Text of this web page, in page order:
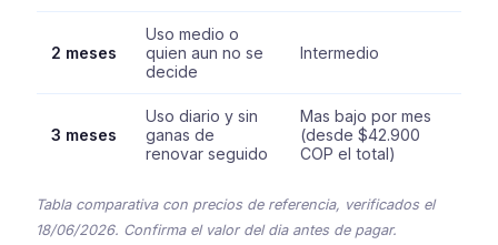
2 meses
Uso medio o
quien aun no se
decide
Intermedio
3 meses
Uso diario y sin
ganas de
renovar seguido
Mas bajo por mes
(desde $42.900
COP el total)
Tabla comparativa con precios de referencia, verificados el
18/06/2026. Confirma el valor del dia antes de pagar.